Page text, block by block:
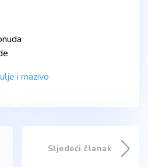
i mazivo
Sljedeći članak